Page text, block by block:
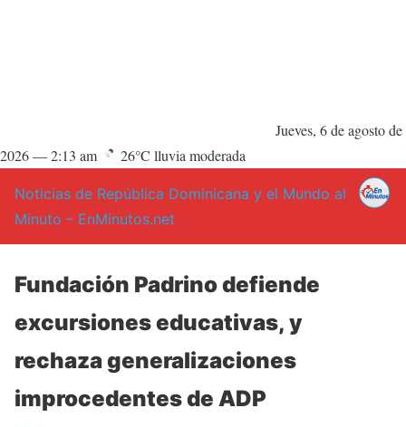
Jueves, 6 de agosto de
2026 —2:13 am 26°C lluvia moderada
Noticias de República Dominicana y el Mundo al
Minuto – EnMinutos.net
Fundación Padrino defiende
excursiones educativas, y
rechaza generalizaciones
improcedentes de ADP